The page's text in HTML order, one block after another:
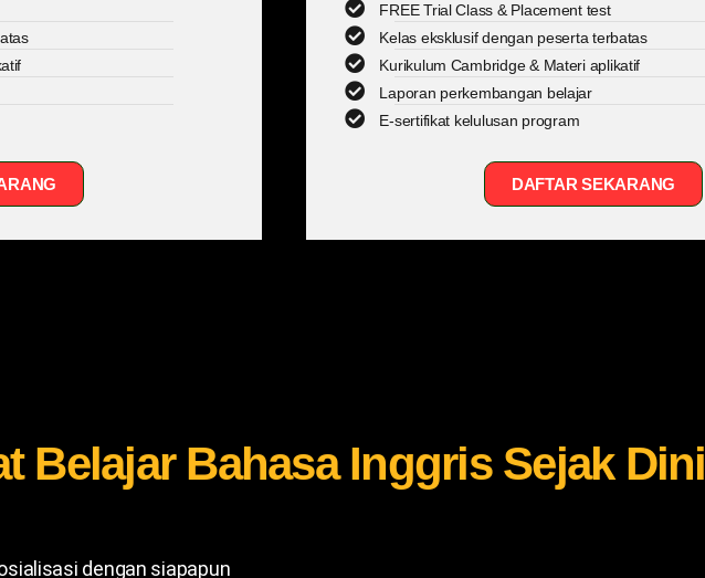
FREE Trial Class & Placement test
Kelas eksklusif dengan peserta terbatas
Kurikulum Cambridge & Materi aplikatif
Laporan perkembangan belajar
E-sertifikat kelulusan program
DAFTAR SEKARANG
Belajar Bahasa Inggris Sejak Dini
dengan siapapun